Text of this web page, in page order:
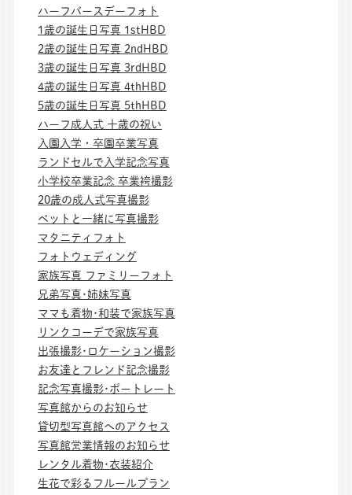
ハーフバースデーフォト
1歳の誕生日写真 1stHBD
2歳の誕生日写真 2ndHBD
3歳の誕生日写真 3rdHBD
4歳の誕生日写真 4thHBD
5歳の誕生日写真 5thHBD
ハーフ成人式 十歳の祝い
入園入学・卒園卒業写真
ランドセルで入学記念写真
小学校卒業記念 卒業袴撮影
20歳の成人式写真撮影
ペットと一緒に写真撮影
マタニティフォト
フォトウェディング
家族写真 ファミリーフォト
兄弟写真･姉妹写真
ママも着物･和装で家族写真
リンクコーデで家族写真
出張撮影･ロケーション撮影
お友達とフレンド記念撮影
記念写真撮影･ポートレート
写真館からのお知らせ
貸切型写真館へのアクセス
写真館営業情報のお知らせ
レンタル着物･衣装紹介
生花で彩るフルールプラン